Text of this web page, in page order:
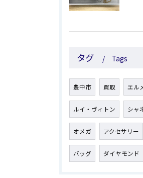
タグ Tags
豊中市 買取 エル
ルイ・ヴィトン シャ
オメガ アクセサリー
バッグ ダイヤモンド